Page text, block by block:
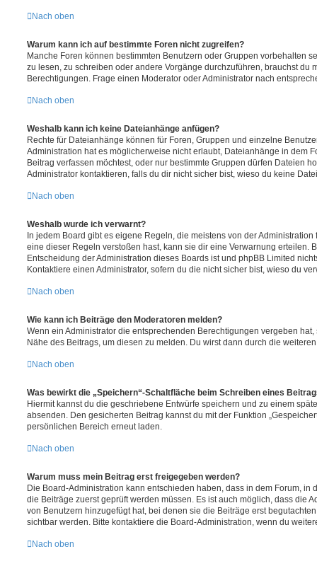
Nach oben
Warum kann ich auf bestimmte Foren nicht zugreifen?
Manche Foren können bestimmten Benutzern oder Gruppen vorbehalten
zu lesen, zu schreiben oder andere Vorgänge durchzuführen, brauchst du
Berechtigungen. Frage einen Moderator oder Administrator nach
Nach oben
Weshalb kann ich keine Dateianhänge anfügen?
Rechte für Dateianhänge können für Foren, Gruppen und einzelne
Administration hat es möglicherweise nicht erlaubt, Dateianhänge in dem
Beitrag verfassen möchtest, oder nur bestimmte Gruppen dürfen Dateien
Administrator kontaktieren, falls du dir nicht sicher bist, wieso du keine
Nach oben
Weshalb wurde ich verwarnt?
In jedem Board gibt es eigene Regeln, die meistens von der
eine dieser Regeln verstoßen hast, kann sie dir eine Verwarnung erteilen.
Entscheidung der Administration dieses Boards ist und phpBB Limited
Kontaktiere einen Administrator, sofern du die nicht sicher bist, wieso du
Nach oben
Wie kann ich Beiträge den Moderatoren melden?
Wenn ein Administrator die entsprechenden Berechtigungen vergeben
Nähe des Beitrags, um diesen zu melden. Du wirst dann durch die
Nach oben
Was bewirkt die „Speichern“-Schaltfläche beim Schreiben eines
Hiermit kannst du die geschriebene Entwürfe speichern und zu einem
absenden. Den gesicherten Beitrag kannst du mit der Funktion
persönlichen Bereich erneut laden.
Nach oben
Warum muss mein Beitrag erst freigegeben werden?
Die Board-Administration kann entschieden haben, dass in dem Forum, in
die Beiträge zuerst geprüft werden müssen. Es ist auch möglich, dass die
von Benutzern hinzugefügt hat, bei denen sie die Beiträge erst
sichtbar werden. Bitte kontaktiere die Board-Administration, wenn du
Nach oben